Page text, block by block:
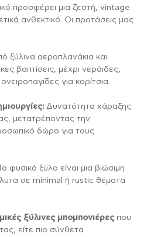
προσφέρει μια ζεστή, vintage
ανθεκτικό. Οι προτάσεις μας
ξύλινα αεροπλανάκια και
βαπτίσεις, μέχρι νεράιδες,
για κορίτσια.
Δυνατότητα χάραξης
μετατρέποντας την
δώρο για τους
φυσικό ξύλο είναι μια βιώσιμη
σε minimal ή rustic θέματα
ξύλινες μπομπονιέρες που
είτε πιο σύνθετα